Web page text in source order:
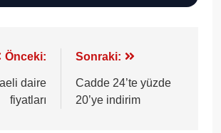
Önceki:
daire
fiyatları
Sonraki:
Cadde 24’te yüzde
20’ye indirim